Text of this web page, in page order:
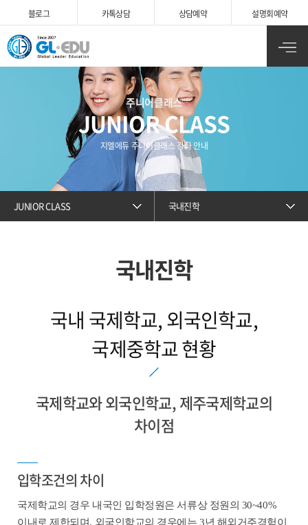
설명회예약
상담예약
카톡상담
블로그
주니어클래스
JUNIOR CLASS
지엘에듀 주니어클래스 강좌 안내
JUNIOR CLASS 국내진학
국내진학
국내 국제학교, 외국인학교,
국제중학교 현황
국제학교와 외국인학교, 제주국제학교의
차이점
입학조건의 차이
국제학교의 경우 내국인 입학정원은 서류상 정원의 30~40%
이내로 제한되며, 외국인학교의 경우에는 3년 해외거주경험이